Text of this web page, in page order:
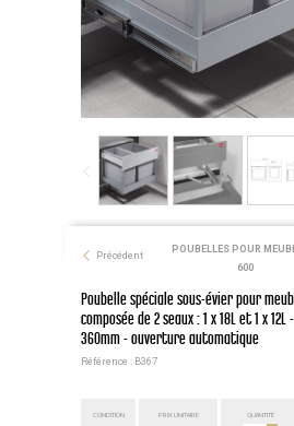
Précédent
POUBELLES POUR
600
Poubelle spéciale sous-évier pour
composée de 2 seaux : 1 x 18L et 1 x 12L
360mm - ouverture automatique
Référence : B367
CONDITION PRIX UNITAIRE QUANTITÉ